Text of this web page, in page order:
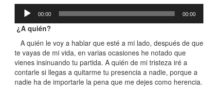
Reproductor
audio
00:00 00:00
¿A quién?
A quién le voy a hablar que esté a mi lado, después de que
te vayas de mi vida, en varias ocasiones he notado que
vienes insinuando tu partida. A quién de mi tristeza iré a
contarle si llegas a quitarme tu presencia a nadie, porque a
nadie ha de importarle la pena que me dejes como herencia.